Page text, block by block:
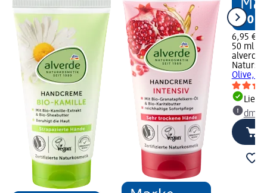
6,95 €
50 ml
alverde
Olive,
dm